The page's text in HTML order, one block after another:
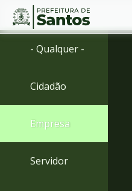
Ir
Ir
menu
Conteúdo
- Qualquer -
Cidadão
Empresa
Servidor